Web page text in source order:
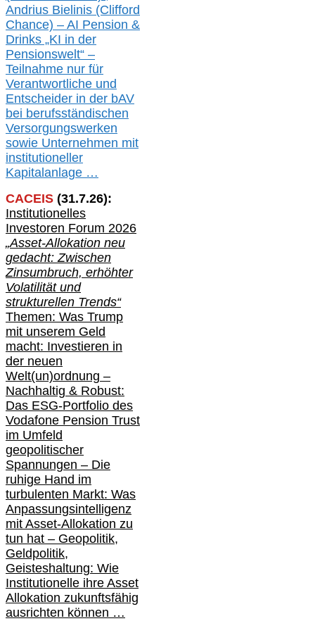
Andrius Bielinis (Clifford
Chance) – AI Pension &
Drinks „KI in der
Pensionswelt“ –
Teilnahme nur für
Verantwortliche und
Entscheider in der bAV
bei berufsständischen
Versorgungswerken
sowie Unternehmen mit
institutioneller
Kapitalanlage …
CACEIS (31.7.26):
Institutionelles
Investoren Forum 2026
„Asset-Allokation neu
gedacht: Zwischen
Zinsumbruch, erhöhter
Volatilität und
strukturellen Trends“
Themen: Was Trump
mit unserem Geld
macht: Investieren in
der neuen
Welt(un)ordnung –
Nachhaltig & Robust:
Das ESG-Portfolio des
Vodafone Pension Trust
im Umfeld
geopolitischer
Spannungen – Die
ruhige Hand im
turbulenten Markt: Was
Anpassungsintelligenz
mit Asset-Allokation zu
tun hat – Geopolitik,
Geldpolitik,
Geisteshaltung: Wie
Institutionelle ihre Asset
Allokation zukunftsfähig
ausrichten können …